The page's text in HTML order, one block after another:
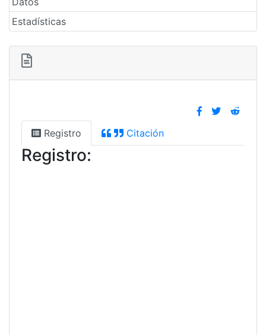
Estadísticas
Registro Citación
Registro: